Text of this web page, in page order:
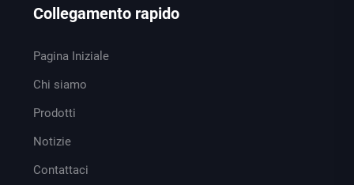
Collegamento rapido
Pagina Iniziale
Chi siamo
Prodotti
Notizie
Contattaci